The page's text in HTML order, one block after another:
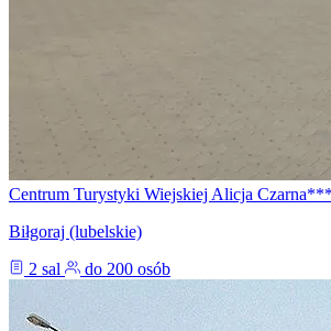
Centrum Turystyki Wiejskiej Alicja Czarna***
Biłgoraj (lubelskie)
2 sal
do 200 osób